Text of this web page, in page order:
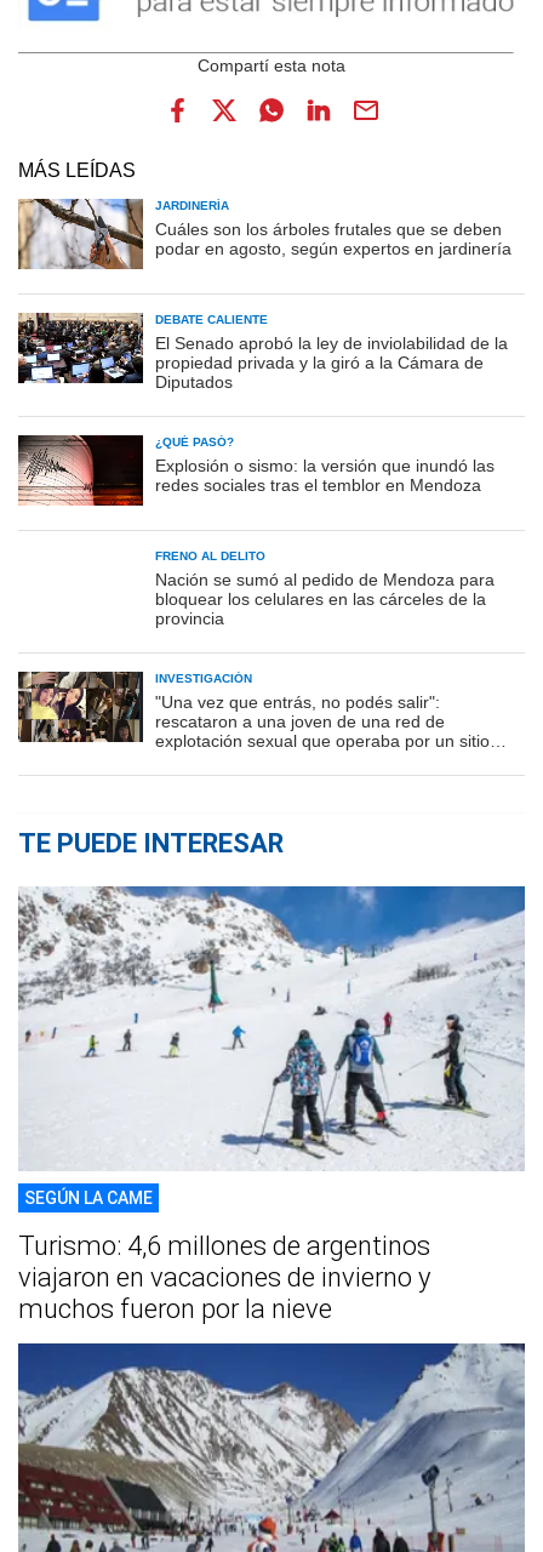
MÁS LEÍDAS
JARDINERÍA
Cuáles son los árboles frutales que se deben
podar en agosto, según expertos en jardinería
DEBATE CALIENTE
El Senado aprobó la ley de inviolabilidad de la
propiedad privada y la giró a la Cámara de
Diputados
¿QUÉ PASÓ?
Explosión o sismo: la versión que inundó las
redes sociales tras el temblor en Mendoza
FRENO AL DELITO
Nación se sumó al pedido de Mendoza para
bloquear los celulares en las cárceles de la
provincia
INVESTIGACIÓN
"Una vez que entrás, no podés salir":
rescataron a una joven de una red de
explotación sexual que operaba por un sitio
TE PUEDE INTERESAR
SEGÚN LA CAME
Turismo: 4,6 millones de argentinos
viajaron en vacaciones de invierno y
muchos fueron por la nieve